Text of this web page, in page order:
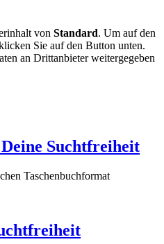
von Standard. Um auf den
Sie auf den Button unten.
an Drittanbieter weitergegeben
Suchtfreiheit
Taschenbuchformat